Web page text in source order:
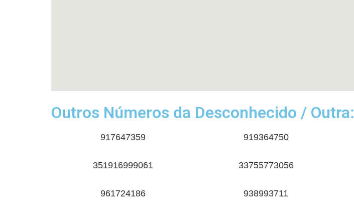
Outros Números da Desconhecido / Outra:
917647359 919364750
351916999061 33755773056
961724186 938993711